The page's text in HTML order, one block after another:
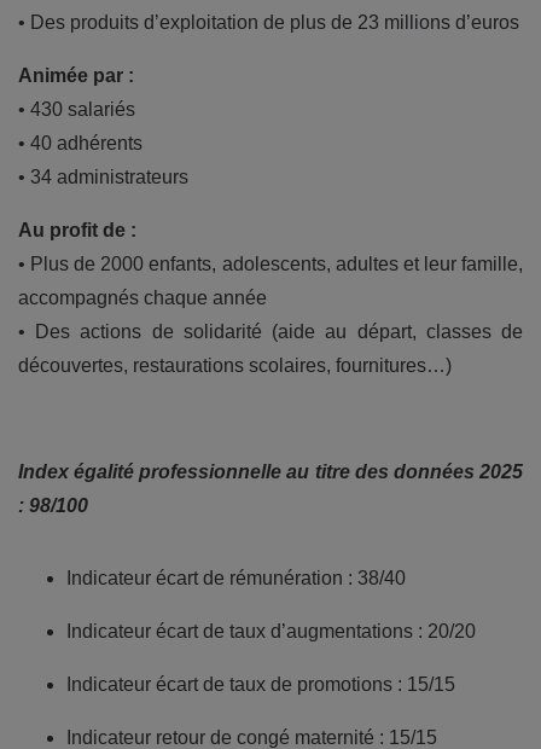
• Des produits d’exploitation de plus de 23 millions d’euros
Animée par :
• 430 salariés
• 40 adhérents
• 34 administrateurs
Au profit de :
• Plus de 2000 enfants, adolescents, adultes et leur famille,
accompagnés chaque année
• Des actions de solidarité (aide au départ, classes de
découvertes, restaurations scolaires, fournitures…)
Index égalité professionnelle au titre des données 2025
: 98/100
Indicateur écart de rémunération : 38/40
Indicateur écart de taux d’augmentations : 20/20
Indicateur écart de taux de promotions : 15/15
Indicateur retour de congé maternité : 15/15